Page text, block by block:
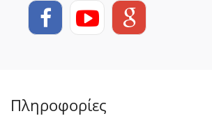
Πληροφορίες